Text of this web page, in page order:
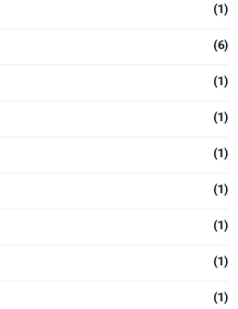
(1)
(6)
(1)
(1)
(1)
(1)
(1)
(1)
(1)